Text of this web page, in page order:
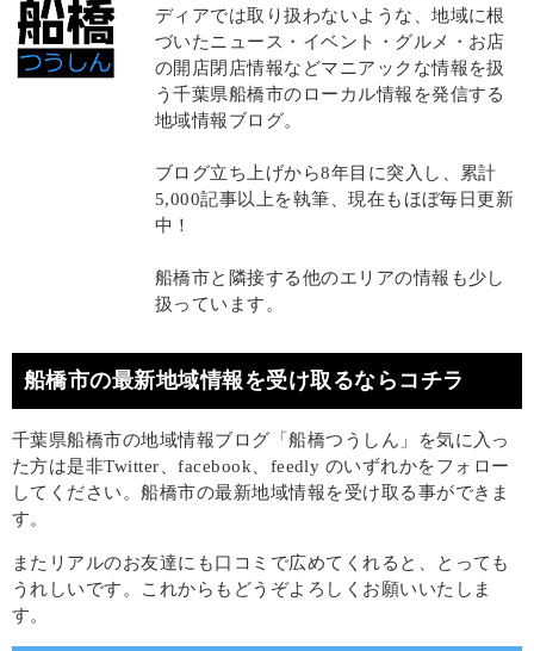
ディアでは取り扱わないような、地域に根
づいたニュース・イベント・グルメ・お店
の開店閉店情報などマニアックな情報を扱
う千葉県船橋市のローカル情報を発信する
地域情報ブログ。
ブログ立ち上げから8年目に突入し、累計
5,000記事以上を執筆、現在もほぼ毎日更新
中！
船橋市と隣接する他のエリアの情報も少し
扱っています。
船橋市の最新地域情報を受け取るならコチラ
千葉県船橋市の地域情報ブログ「船橋つうしん」を気に入っ
た方は是非Twitter、facebook、feedly のいずれかをフォロー
してください。船橋市の最新地域情報を受け取る事ができま
す。
またリアルのお友達にも口コミで広めてくれると、とっても
うれしいです。これからもどうぞよろしくお願いいたしま
す。